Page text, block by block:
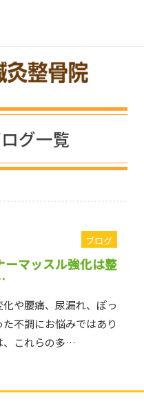
グ一覧
ブログ
ーマッスル強化は整
や腰痛、尿漏れ、ぽっ
不調にお悩みではあり
、これらの多…